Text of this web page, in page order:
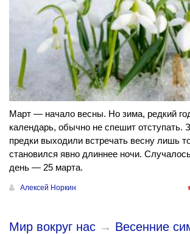
Март — начало весны. Но зима, редкий
календарь, обычно не спешит отступать.
предки выходили встречать весну лишь
становился явно длиннее ночи.
день — 25 марта.
Алексей Норкин
Мир вокруг нас → Весенние